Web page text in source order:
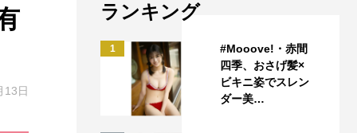
13日
ランキング
1
#Mooove!・赤間
四季、おさげ髪×
ビキニ姿でスレン
ダー美…